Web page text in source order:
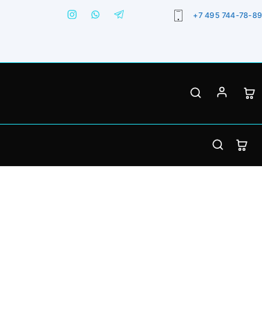
+7 495 744-78-89